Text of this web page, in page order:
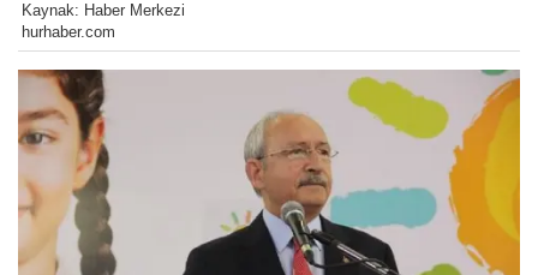
Kaynak: Haber Merkezi
hurhaber.com